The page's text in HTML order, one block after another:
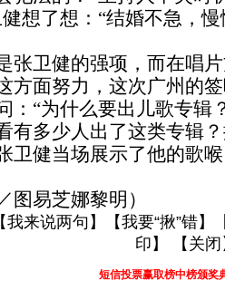
想了想：“结婚不急，
卫健的强项，而在唱片
方面努力，这次广州的
：“为什么要出儿歌专辑
有多少人出了这类专辑
卫健当场展示了他的歌
易芝娜黎明）
我来说两句 】【我要“揪”错】
印 】 【 关闭
短信投票赢取榜中榜颁奖